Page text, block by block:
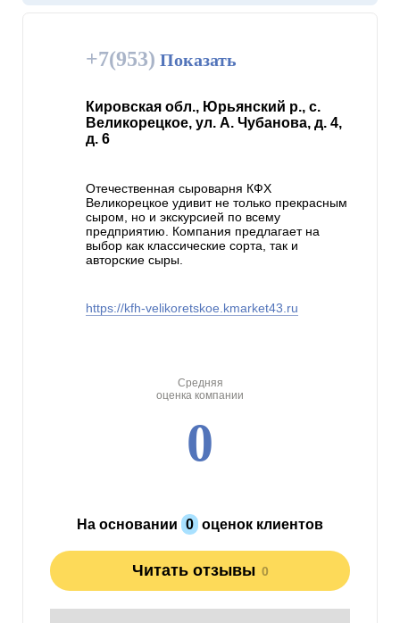
+7(953) Показать
Кировская обл., Юрьянский р., с.
Великорецкое, ул. А. Чубанова, д. 4,
д. 6
Отечественная сыроварня КФХ
Великорецкое удивит не только прекрасным
сыром, но и экскурсией по всему
предприятию. Компания предлагает на
выбор как классические сорта, так и
авторские сыры.
https://kfh-velikoretskoe.kmarket43.ru
Средняя
оценка компании
0
На основании 0 оценок клиентов
Читать отзывы 0